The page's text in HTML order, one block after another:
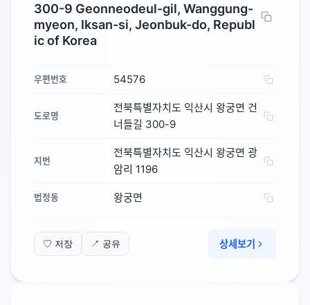
300-9 Geonneodeul-gil, Wanggung-
myeon, Iksan-si, Jeonbuk-do, Republ
ic of Korea
우편번호 54576
도로명
전북특별자치도 익산시 왕궁면 건
너들길 300-9
지번
전북특별자치도 익산시 왕궁면 광
암리 1196
법정동 왕궁면
♡ 저장 ↗ 공유 상세보기